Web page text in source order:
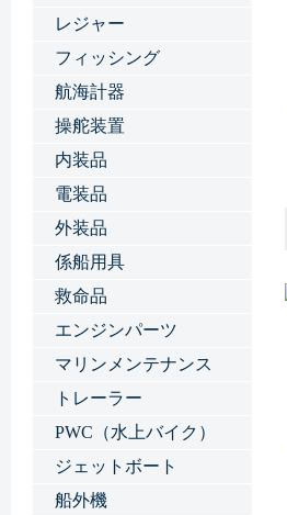
レジャー
フィッシング
航海計器
操舵装置
内装品
電装品
外装品
係船用具
救命品
エンジンパーツ
マリンメンテナンス
トレーラー
PWC（水上バイク）
ジェットボート
船外機